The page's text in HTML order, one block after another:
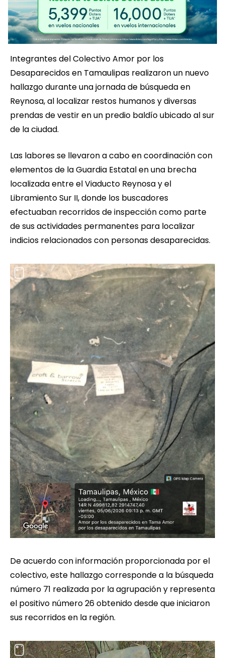
Integrantes del Colectivo Amor por los
Desaparecidos en Tamaulipas realizaron un nuevo
hallazgo durante una jornada de búsqueda en
Reynosa, al localizar restos humanos y diversas
prendas de vestir en un predio baldío ubicado al sur
de la ciudad.
Las labores se llevaron a cabo en coordinación con
elementos de la Guardia Estatal en una brecha
localizada entre el Viaducto Reynosa y el
Libramiento Sur II, donde los buscadores
efectuaban recorridos de inspección como parte
de sus actividades permanentes para localizar
indicios relacionados con personas desaparecidas.
De acuerdo con información proporcionada por el
colectivo, este hallazgo corresponde a la búsqueda
número 71 realizada por la agrupación y representa
el positivo número 26 obtenido desde que iniciaron
sus recorridos en la región.